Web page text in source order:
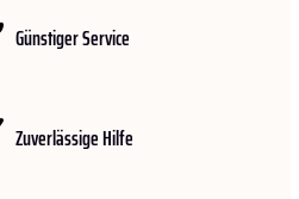
Günstiger Service
Zuverlässige Hilfe